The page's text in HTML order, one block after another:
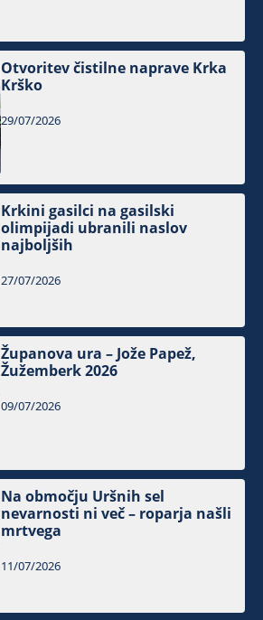
Otvoritev čistilne naprave Krka
Krško
29/07/2026
Krkini gasilci na gasilski
olimpijadi ubranili naslov
najboljših
27/07/2026
Županova ura – Jože Papež,
Žužemberk 2026
09/07/2026
Na območju Uršnih sel
nevarnosti ni več – roparja našli
mrtvega
11/07/2026